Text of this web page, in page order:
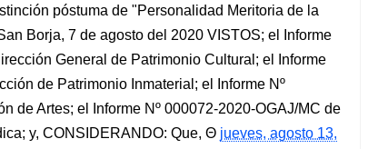
póstuma de "Personalidad Meritoria de la
Borja, 7 de agosto del 2020 VISTOS; el Informe
General de Patrimonio Cultural; el Informe
de Patrimonio Inmaterial; el Informe Nº
de Artes; el Informe Nº 000072-2020-OGAJ/MC de
y, CONSIDERANDO: Que,
jueves, agosto 13,